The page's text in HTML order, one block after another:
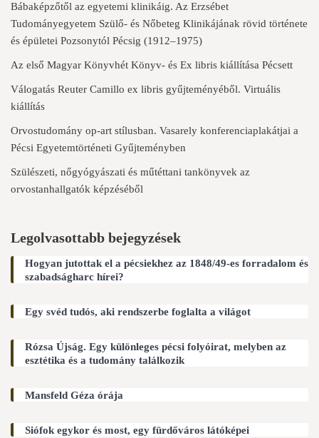
Bábaképzőtől az egyetemi klinikáig. Az Erzsébet
Tudományegyetem Szülő- és Nőbeteg Klinikájának rövid története
és épületei Pozsonytól Pécsig (1912–1975)
Az első Magyar Könyvhét Könyv- és Ex libris kiállítása Pécsett
Válogatás Reuter Camillo ex libris gyűjteményéből. Virtuális
kiállítás
Orvostudomány op-art stílusban. Vasarely konferenciaplakátjai a
Pécsi Egyetemtörténeti Gyűjteményben
Szülészeti, nőgyógyászati és műtéttani tankönyvek az
orvostanhallgatók képzéséből
Legolvasottabb bejegyzések
Hogyan jutottak el a pécsiekhez az 1848/49-es forradalom és
szabadságharc hírei?
Egy svéd tudós, aki rendszerbe foglalta a világot
Rózsa Újság. Egy különleges pécsi folyóirat, melyben az
esztétika és a tudomány találkozik
Mansfeld Géza órája
Siófok egykor és most, egy fürdőváros látóképei